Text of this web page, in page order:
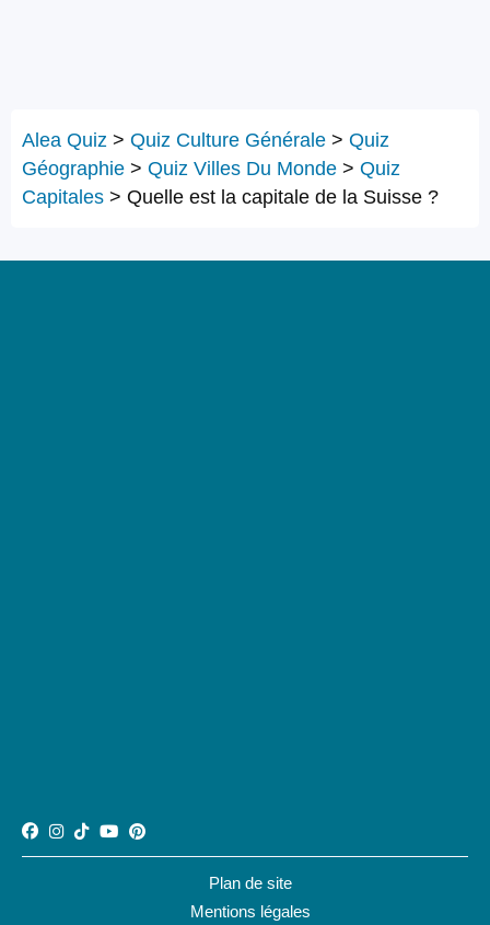
Alea Quiz > Quiz Culture Générale > Quiz
Géographie > Quiz Villes Du Monde > Quiz
Capitales > Quelle est la capitale de la Suisse ?
Plan de site
Mentions légales